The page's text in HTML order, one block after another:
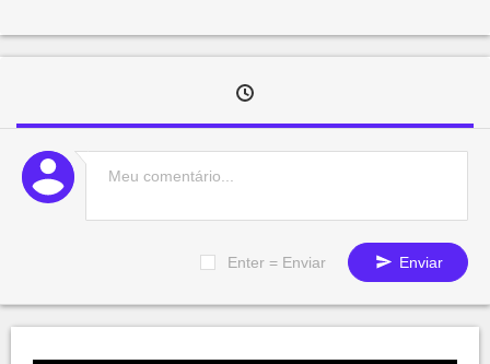
Enter = Enviar Enviar